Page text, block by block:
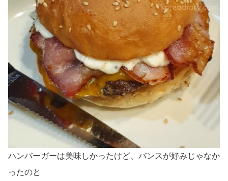
ハンバーガーは美味しかったけど、バンスが好みじゃなか
ったのと